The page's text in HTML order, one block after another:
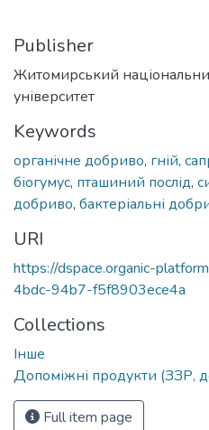
Publisher
Житомирський
університет
Keywords
органічне добриво, гній,
біогумус, пташиний послід,
добриво, бактеріальні
URI
https://dspace.organic-
4bdc-94b7-f5f8903ece4a
Collections
Інше
Допоміжні продукти (ЗЗР,
Full item page